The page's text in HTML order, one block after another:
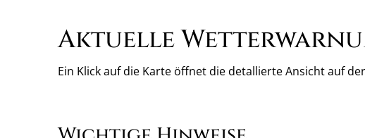
Aktuelle
Ein Klick auf die Karte öffnet die detallierte Ansicht auf